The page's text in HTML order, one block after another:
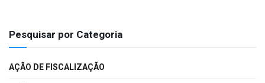
Pesquisar por Categoria
AÇÃO DE FISCALIZAÇÃO